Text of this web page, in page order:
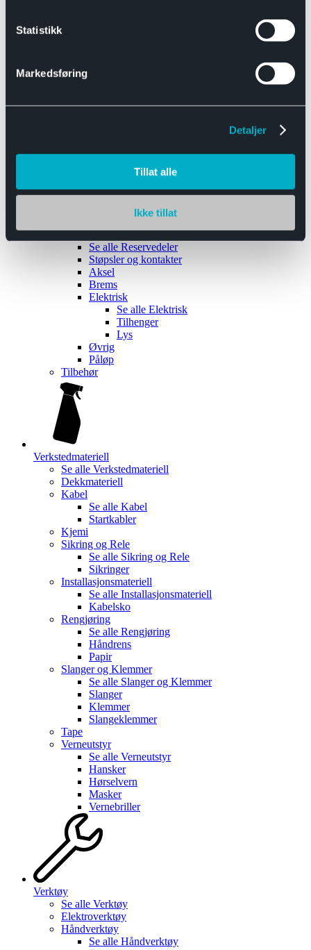
Statistikk
Markedsføring
Detaljer
Tillat alle
Ikke tillat
Båthengere
Reservedeler
Se alle Reservedeler
Støpsler og kontakter
Aksel
Brems
Elektrisk
Se alle Elektrisk
Tilhenger
Lys
Øvrig
Påløp
Tilbehør
Verkstedmateriell
Se alle Verkstedmateriell
Dekkmateriell
Kabel
Se alle Kabel
Startkabler
Kjemi
Sikring og Rele
Se alle Sikring og Rele
Sikringer
Installasjonsmateriell
Se alle Installasjonsmateriell
Kabelsko
Rengjøring
Se alle Rengjøring
Håndrens
Papir
Slanger og Klemmer
Se alle Slanger og Klemmer
Slanger
Klemmer
Slangeklemmer
Tape
Verneutstyr
Se alle Verneutstyr
Hansker
Hørselvern
Masker
Vernebriller
Verktøy
Se alle Verktøy
Elektroverktøy
Håndverktøy
Se alle Håndverktøy